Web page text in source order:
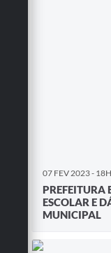
07 FEV 2023 -
PREFEITURA
ESCOLAR E
MUNICIPAL